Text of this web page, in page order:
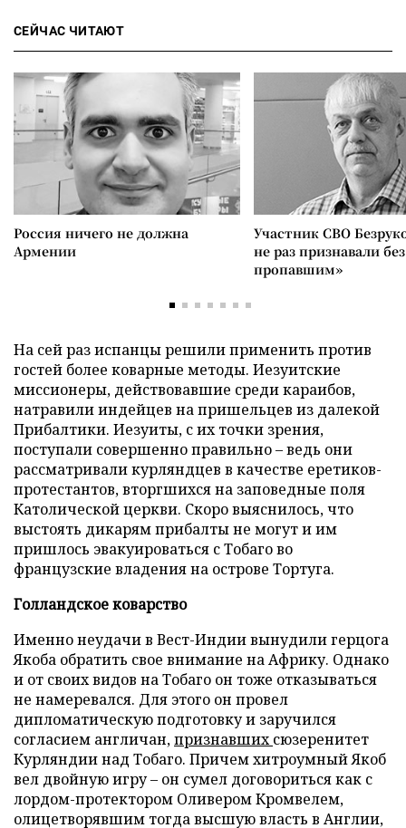
СЕЙЧАС ЧИТАЮТ
Россия ничего не должна
Армении
Участник СВО
не раз признавали
пропавшим»
На сей раз испанцы решили применить против
гостей более коварные методы. Иезуитские
миссионеры, действовавшие среди караибов,
натравили индейцев на пришельцев из далекой
Прибалтики. Иезуиты, с их точки зрения,
поступали совершенно правильно – ведь они
рассматривали курляндцев в качестве еретиков-
протестантов, вторгшихся на заповедные поля
Католической церкви. Скоро выяснилось, что
выстоять дикарям прибалты не могут и им
пришлось эвакуироваться с Тобаго во
французские владения на острове Тортуга.
Голландское коварство
Именно неудачи в Вест-Индии вынудили герцога
Якоба обратить свое внимание на Африку. Однако
и от своих видов на Тобаго он тоже отказываться
не намеревался. Для этого он провел
дипломатическую подготовку и заручился
согласием англичан,признавшихсюзеренитет
Курляндии над Тобаго. Причем хитроумный Якоб
вел двойную игру – он сумел договориться как с
лордом-протектором Оливером Кромвелем,
олицетворявшим тогда высшую власть в Англии,